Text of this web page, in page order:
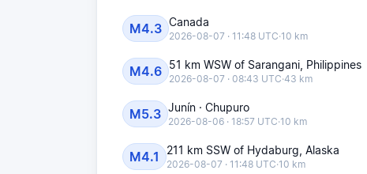
M4.3 Canada
2026-08-07 · 11:48 UTC·10 km
M4.6 51 km WSW of Sarangani, Philippines
2026-08-07 · 08:43 UTC·43 km
M5.3 Junín · Chupuro
2026-08-06 · 18:57 UTC·10 km
M4.1 211 km SSW of Hydaburg, Alaska
2026-08-07 · 11:48 UTC·10 km